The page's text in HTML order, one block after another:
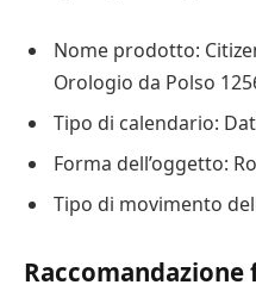
Nome prodotto:
Orologio da Polso
Tipo di calendario:
Forma dell’oggetto:
Tipo di movimento
Raccomandazione